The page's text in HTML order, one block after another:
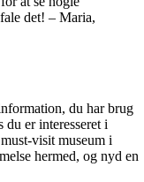
det! – Maria,
du har brug
er interesseret i
visit museum i
hermed, og nyd en